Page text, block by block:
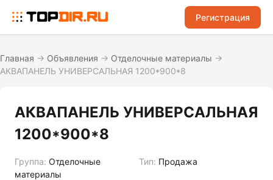
Регистрация
Главная → Объявления → Отделочные материалы →
АКВАПАНЕЛЬ УНИВЕРСАЛЬНАЯ 1200*900*8
АКВАПАНЕЛЬ УНИВЕРСАЛЬНАЯ
1200*900*8
Группа: Отделочные
материалы
Тип: Продажа